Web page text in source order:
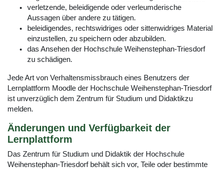
verletzende, beleidigende oder verleumderische
Aussagen über andere zu tätigen.
beleidigendes, rechtswidriges oder sittenwidriges Material
einzustellen, zu speichern oder abzubilden.
das Ansehen der Hochschule Weihenstephan-Triesdorf
zu schädigen.
Jede Art von Verhaltensmissbrauch eines Benutzers der
Lernplattform Moodle der Hochschule Weihenstephan-Triesdorf
ist unverzüglich dem Zentrum für Studium und Didaktikzu
melden.
Änderungen und Verfügbarkeit der
Lernplattform
Das Zentrum für Studium und Didaktik der Hochschule
Weihenstephan-Triesdorf behält sich vor, Teile oder bestimmte